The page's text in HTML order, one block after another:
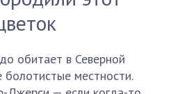
обитает в Северной
местности.